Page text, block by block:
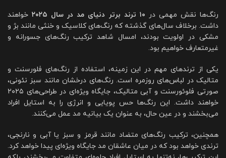
رنگ‌ها نقش مهمی در ۱۰ ترند برتر دنیای مد در سال ۲۰۲۵
خواهند
داشت. برخلاف سال‌های گذشته که رنگ‌های کلاسیک و خنثی مانند بژ و
مشکی در اولویت بودند، امسال شاهد ترکیب رنگ‌های جسورانه و
غیرمتعارف خواهیم بود.
یکی از ترندهای مهم در این زمینه، استفاده از رنگ‌های فلورسنت و
متالیک در لباس‌های روزمره است. رنگ‌های درخشان مانند سبز نئونی،
صورتی فلوئورسنت و آبی متالیک، جایگاه ویژه‌ای در طراحی‌های ۲۰۲۵
خواهند داشت. این رنگ‌ها حس پویایی و انرژی را به استایل افراد
می‌بخشند و در عین حال، به عنوان یک بیانیه مد عمل می‌کنند.
همچنین، ترکیب رنگ‌های متضاد مانند قرمز و سبز یا آبی و نارنجی،
ترندی خواهد بود که در میان عاشقان مد جایگاه ویژه‌ای پیدا خواهد کرد.